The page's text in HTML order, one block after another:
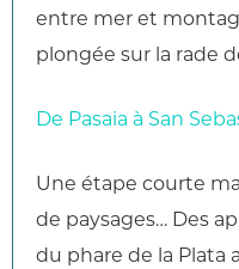
entre mer et
plongée sur la rade
De Pasaia à San
Une étape courte
de paysages… Des
du phare de la Plata